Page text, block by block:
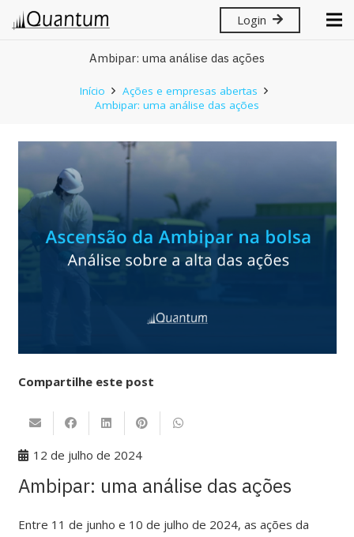
Login
Ambipar: uma análise das ações
Início
Ações e empresas abertas
Ambipar: uma análise das ações
Compartilhe este post
12 de julho de 2024
Ambipar: uma análise das ações
Entre 11 de junho e 10 de julho de 2024, as ações da